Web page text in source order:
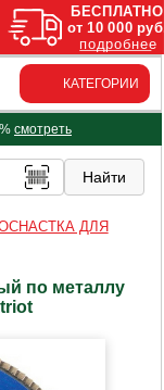
КАТЕГОРИИ
смотреть
ДЛЯ
по металлу